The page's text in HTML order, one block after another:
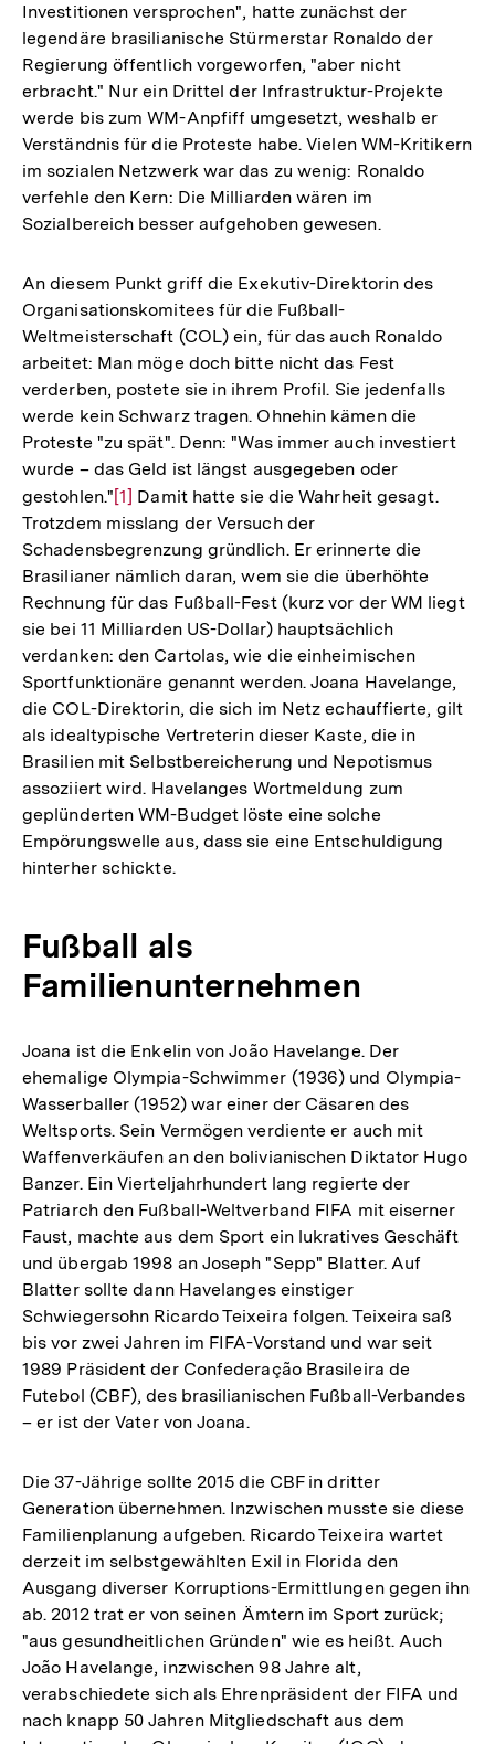
Investitionen versprochen", hatte zunächst der
legendäre brasilianische Stürmerstar Ronaldo der
Regierung öffentlich vorgeworfen, "aber nicht
erbracht." Nur ein Drittel der Infrastruktur-Projekte
werde bis zum WM-Anpfiff umgesetzt, weshalb er
Verständnis für die Proteste habe. Vielen WM-Kritikern
im sozialen Netzwerk war das zu wenig: Ronaldo
verfehle den Kern: Die Milliarden wären im
Sozialbereich besser aufgehoben gewesen.
An diesem Punkt griff die Exekutiv-Direktorin des
Organisationskomitees für die Fußball-
Weltmeisterschaft (COL) ein, für das auch Ronaldo
arbeitet: Man möge doch bitte nicht das Fest
verderben, postete sie in ihrem Profil. Sie jedenfalls
werde kein Schwarz tragen. Ohnehin kämen die
Proteste "zu spät". Denn: "Was immer auch investiert
wurde – das Geld ist längst ausgegeben oder
gestohlen." Zur
Auflösung
der
Fußnote
[1] Damit hatte sie die Wahrheit gesagt.
Trotzdem misslang der Versuch der
Schadensbegrenzung gründlich. Er erinnerte die
Brasilianer nämlich daran, wem sie die überhöhte
Rechnung für das Fußball-Fest (kurz vor der WM liegt
sie bei 11 Milliarden US-Dollar) hauptsächlich
verdanken: den Cartolas, wie die einheimischen
Sportfunktionäre genannt werden. Joana Havelange,
die COL-Direktorin, die sich im Netz echauffierte, gilt
als idealtypische Vertreterin dieser Kaste, die in
Brasilien mit Selbstbereicherung und Nepotismus
assoziiert wird. Havelanges Wortmeldung zum
geplünderten WM-Budget löste eine solche
Empörungswelle aus, dass sie eine Entschuldigung
hinterher schickte.
Fußball als
Familienunternehmen
Joana ist die Enkelin von João Havelange. Der
ehemalige Olympia-Schwimmer (1936) und Olympia-
Wasserballer (1952) war einer der Cäsaren des
Weltsports. Sein Vermögen verdiente er auch mit
Waffenverkäufen an den bolivianischen Diktator Hugo
Banzer. Ein Vierteljahrhundert lang regierte der
Patriarch den Fußball-Weltverband FIFA mit eiserner
Faust, machte aus dem Sport ein lukratives Geschäft
und übergab 1998 an Joseph "Sepp" Blatter. Auf
Blatter sollte dann Havelanges einstiger
Schwiegersohn Ricardo Teixeira folgen. Teixeira saß
bis vor zwei Jahren im FIFA-Vorstand und war seit
1989 Präsident der Confederação Brasileira de
Futebol (CBF), des brasilianischen Fußball-Verbandes
– er ist der Vater von Joana.
Die 37-Jährige sollte 2015 die CBF in dritter
Generation übernehmen. Inzwischen musste sie diese
Familienplanung aufgeben. Ricardo Teixeira wartet
derzeit im selbstgewählten Exil in Florida den
Ausgang diverser Korruptions-Ermittlungen gegen ihn
ab. 2012 trat er von seinen Ämtern im Sport zurück;
"aus gesundheitlichen Gründen" wie es heißt. Auch
João Havelange, inzwischen 98 Jahre alt,
verabschiedete sich als Ehrenpräsident der FIFA und
nach knapp 50 Jahren Mitgliedschaft aus dem